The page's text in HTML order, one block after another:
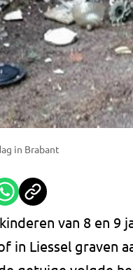
in Brabant
van 8 en
in Liessel graven